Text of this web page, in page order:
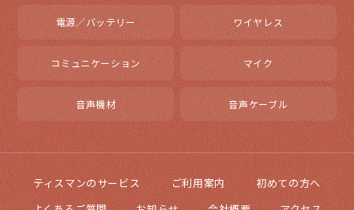
電源／バッテリー ワイヤレス
コミュニケーション マイク
音声機材 音声ケーブル
ティスマンのサービス ご利用案内
初めての方へ